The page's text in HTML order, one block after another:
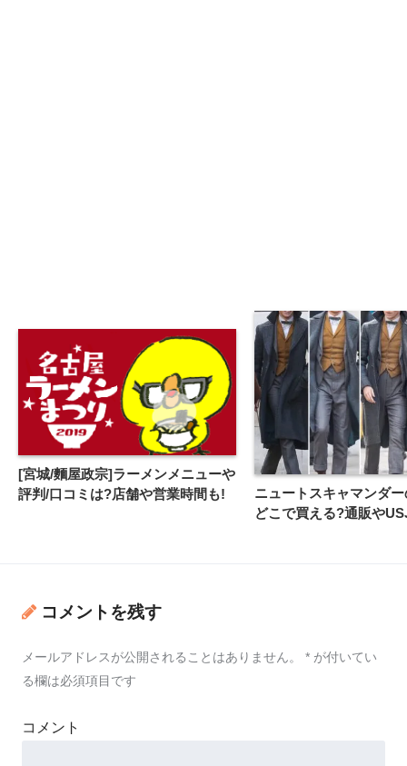
[宮城/麵屋政宗]ラーメンメニューや
評判/口コミは?店舗や営業時間も!
ニュートスキャマンダ
どこで買える?通販や
コメントを残す
メールアドレスが公開されることはありません。 * が付いてい
る欄は必須項目です
コメント